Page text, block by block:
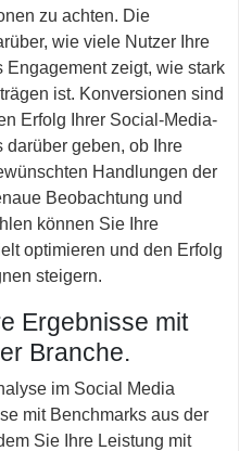
zu achten. Die
wie viele Nutzer Ihre
Engagement zeigt, wie stark
ist. Konversionen sind
Erfolg Ihrer Social-Media-
darüber geben, ob Ihre
Handlungen der
Beobachtung und
können Sie Ihre
optimieren und den Erfolg
steigern.
Ergebnisse mit
Branche.
im Social Media
mit Benchmarks aus der
Sie Ihre Leistung mit